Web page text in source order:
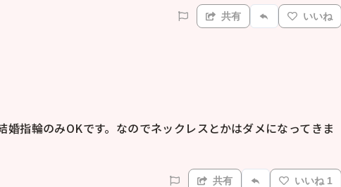
共有 いいね
指輪のみOKです。なのでネックレスとかはダメになってきま
共有 いいね 1